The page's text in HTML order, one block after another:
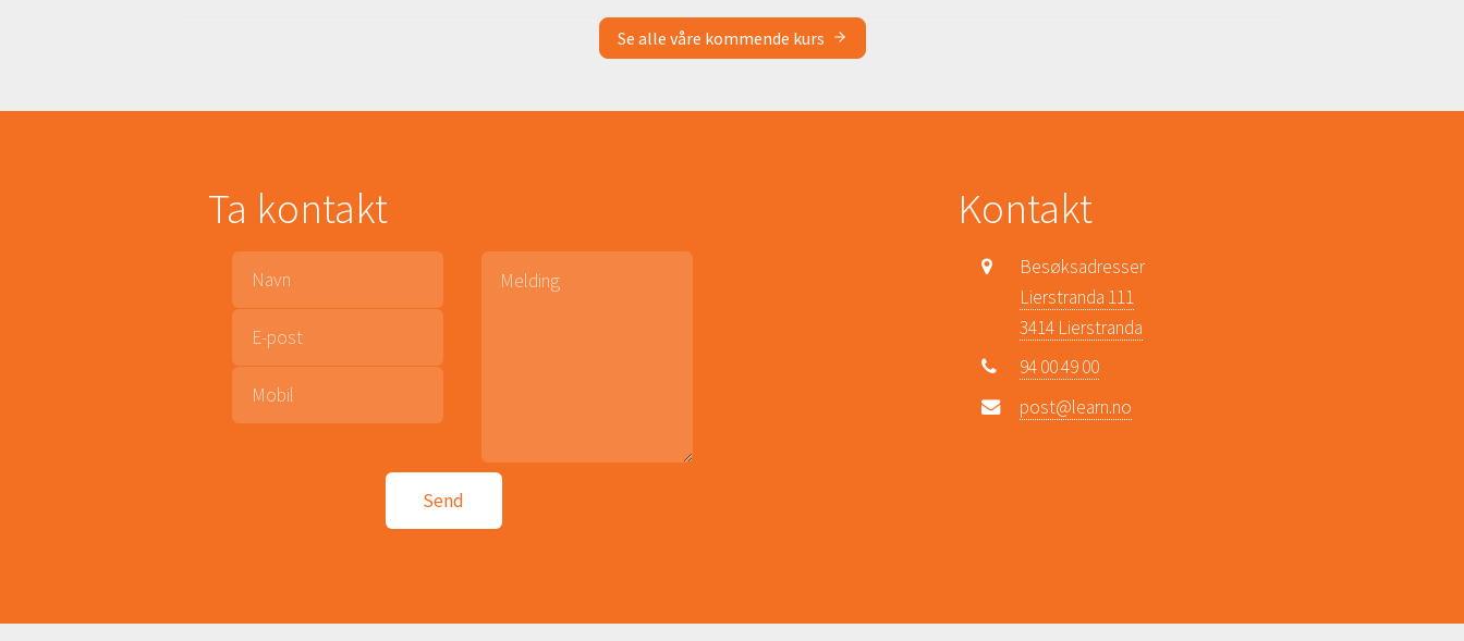
Se alle våre kommende kurs
Ta kontakt Kontakt
Besøksadresser
Lierstranda 111
3414 Lierstranda
94 00 49 00
post@learn.no